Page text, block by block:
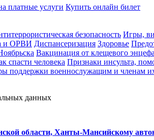
платные услуги Купить онлайн билет
безопасность Игры,
и ОРВИ Диспансеризация Здоровье
Вакцинация от клещевого
спасти человека Признаки инсульта,
поддержки военнослужащим и членам
данных
области, Ханты-Мансийскому